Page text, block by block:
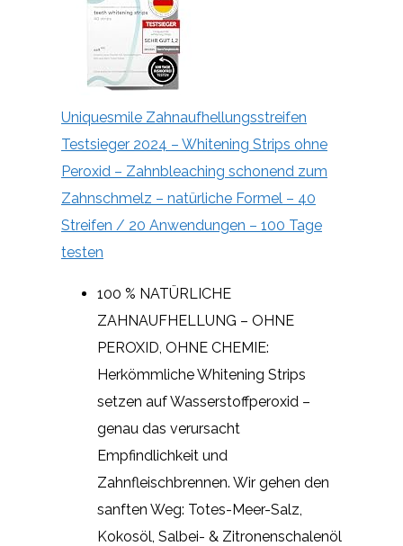
Uniquesmile Zahnaufhellungsstreifen
Testsieger 2024 – Whitening Strips ohne
Peroxid – Zahnbleaching schonend zum
Zahnschmelz – natürliche Formel – 40
Streifen / 20 Anwendungen – 100 Tage
testen
100 % NATÜRLICHE
ZAHNAUFHELLUNG – OHNE
PEROXID, OHNE CHEMIE:
Herkömmliche Whitening Strips
setzen auf Wasserstoffperoxid –
genau das verursacht
Empfindlichkeit und
Zahnfleischbrennen. Wir gehen den
sanften Weg: Totes-Meer-Salz,
Kokosöl, Salbei- & Zitronenschalenöl